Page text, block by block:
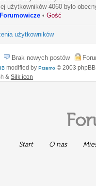
użytkowników 4060 było
Forumowicze • Gość
użytkowników
Brak nowych postów
modified by Przemo © 2003 phpBB
& Silk icon
Start O nas